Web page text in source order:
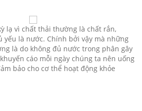
lạ vì chất thải thường là chất rắn,
yếu là nước. Chính bởi vậy mà những
là do không đủ nước trong phân gây
cáo mỗi ngày chúng ta nên uống
bảo cho cơ thể hoạt động khỏe